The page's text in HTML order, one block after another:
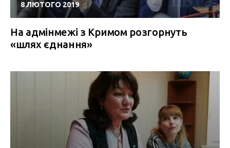
8 ЛЮТОГО 2019
На адмінмежі з Кримом розгорнуть
«шлях єднання»